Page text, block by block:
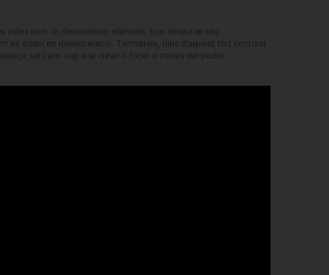
vides com un depredador silenciós, que atrapa el seu
es dissol en desesperació. Tanmateix, dins d’aquest fort contrast
un camí cap a la curació forjat a través del poder